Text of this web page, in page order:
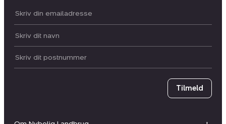
Din email:
Dit navn:
Postnummer
Tilmeld